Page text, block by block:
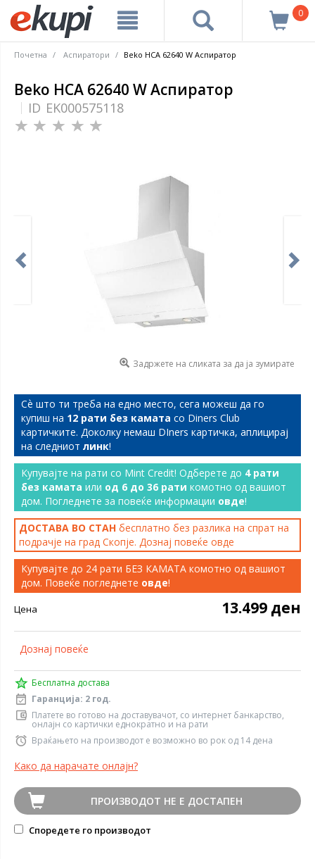
0
Почетна Аспиратори Beko HCA 62640 W Аспиратор
Beko HCA 62640 W Аспиратор
ID EK000575118
Задржете на сликата за да ја зумирате
Сѐ што ти треба на едно место, сега можеш да го
купиш на 12 рати без камата со Diners Club
картичките. Доколку немаш DIners картичка, аплицирај
на следниот линк!
Купувајте на рати со Mint Credit! Одберете до 4 рати
без камата или од 6 до 36 рати комотно од вашиот
дом. Погледнете за повеќе информации овде!
ДОСТАВА ВО СТАН бесплатно без разлика на спрат на
подрачје на град Скопје. Дознај повеќе овде
Купувајте до 24 рати БЕЗ КАМАТА комотно од вашиот
дом. Повеќе погледнете овде!
Цена 13.499 ден
Дознај повеќе
Бесплатна достава
Гаранција: 2 год.
Платете во готово на доставувачот, со интернет банкарство,
онлајн со картички еднократно и на рати
Враќањето на производот е возможно во рок од 14 дена
Како да нарачате онлајн?
ПРОИЗВОДОТ НЕ Е ДОСТАПЕН
Споредете го производот